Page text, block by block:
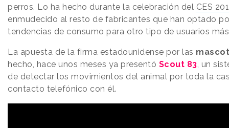
perros. Lo ha hecho durante la celebración del CES
enmudecido al resto de fabricantes que han optado
tendencias de consumo para otro tipo de usuarios más
La apuesta de la firma estadounidense por las
hecho, hace unos meses ya presentó Scout 83 , un
de detectar los movimientos del animal por toda la
contacto telefónico con él.